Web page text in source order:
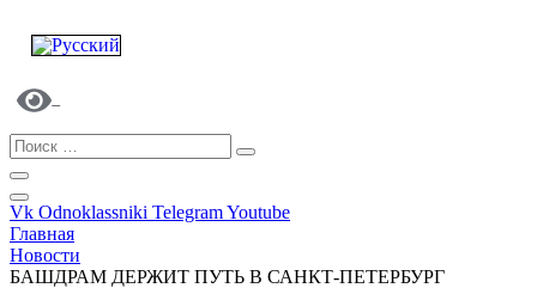
Vk Odnoklassniki TelegramYoutube
Главная
Новости
БАШДРАМ ДЕРЖИТ ПУТЬ В САНКТ-ПЕТЕРБУРГ